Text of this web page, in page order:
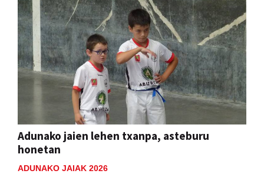
Adunako jaien lehen txanpa, asteburu
honetan
ADUNAKO JAIAK 2026